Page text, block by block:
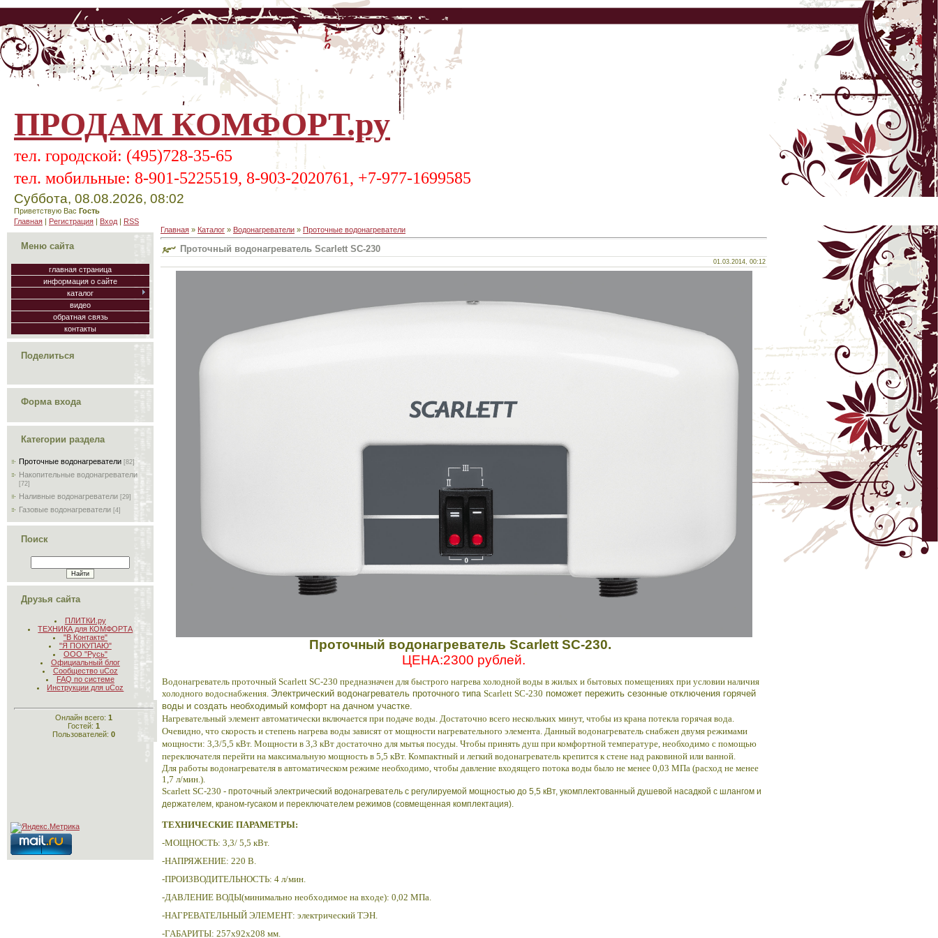
ПРОДАМ КОМФОРТ.ру
тел. городской: (495)728-35-65
тел. мобильные: 8-901-5225519, 8-903-2020761, +7-977-1699585
Суббота, 08.08.2026, 08:02
Приветствую Вас Гость
Главная | Регистрация | Вход | RSS
Меню сайта
главная страница
информация о сайте
каталог
видео
обратная связь
контакты
Поделиться
Форма входа
Категории раздела
Проточные водонагреватели [82]
Накопительные водонагреватели
[72]
Наливные водонагреватели [29]
Газовые водонагреватели [4]
Поиск
Друзья сайта
ПЛИТКИ.ру
ТЕХНИКА для КОМФОРТА
"В Контакте"
"Я ПОКУПАЮ"
ООО "Русь"
Официальный блог
Сообщество uCoz
FAQ по системе
Инструкции для uCoz
Онлайн всего: 1
Гостей: 1
Пользователей: 0
Главная » Каталог » Водонагреватели » Проточные водонагреватели
Проточный водонагреватель Scarlett SC-230
01.03.2014, 00:12
Проточный водонагреватель Scarlett SC-230.
ЦЕНА:2300 рублей.
Водонагреватель проточный Scarlett SC-230 предназначен для быстрого нагрева холодной воды в жилых и бытовых помещениях при условии наличия
холодного водоснабжения. Электрический водонагреватель проточного типа Scarlett SC-230 поможет пережить сезонные отключения горячей
воды и создать необходимый комфорт на дачном участке.
Нагревательный элемент автоматически включается при подаче воды. Достаточно всего нескольких минут, чтобы из крана потекла горячая вода.
Очевидно, что скорость и степень нагрева воды зависят от мощности нагревательного элемента. Данный водонагреватель снабжен двумя режимами
мощности: 3,3/5,5 кВт. Мощности в 3,3 кВт достаточно для мытья посуды. Чтобы принять душ при комфортной температуре, необходимо с помощью
переключателя перейти на максимальную мощность в 5,5 кВт. Компактный и легкий водонагреватель крепится к стене над раковиной или ванной.
Для работы водонагревателя в автоматическом режиме необходимо, чтобы давление входящего потока воды было не менее 0,03 MПa (расход не менее
1,7 л/мин.).
Scarlett SC-230 - проточный электрический водонагреватель с регулируемой мощностью до 5,5 кВт, укомплектованный душевой насадкой с шлангом и
держателем, краном-гусаком и переключателем режимов (совмещенная комплектация).
ТЕХНИЧЕСКИЕ ПАРАМЕТРЫ:
-МОЩНОСТЬ: 3,3/ 5,5 кВт.
-НАПРЯЖЕНИЕ: 220 В.
-ПРОИЗВОДИТЕЛЬНОСТЬ: 4 л/мин.
-ДАВЛЕНИЕ ВОДЫ(минимально необходимое на входе): 0,02 МПа.
-НАГРЕВАТЕЛЬНЫЙ ЭЛЕМЕНТ: электрический ТЭН.
-ГАБАРИТЫ: 257x92x208 мм.